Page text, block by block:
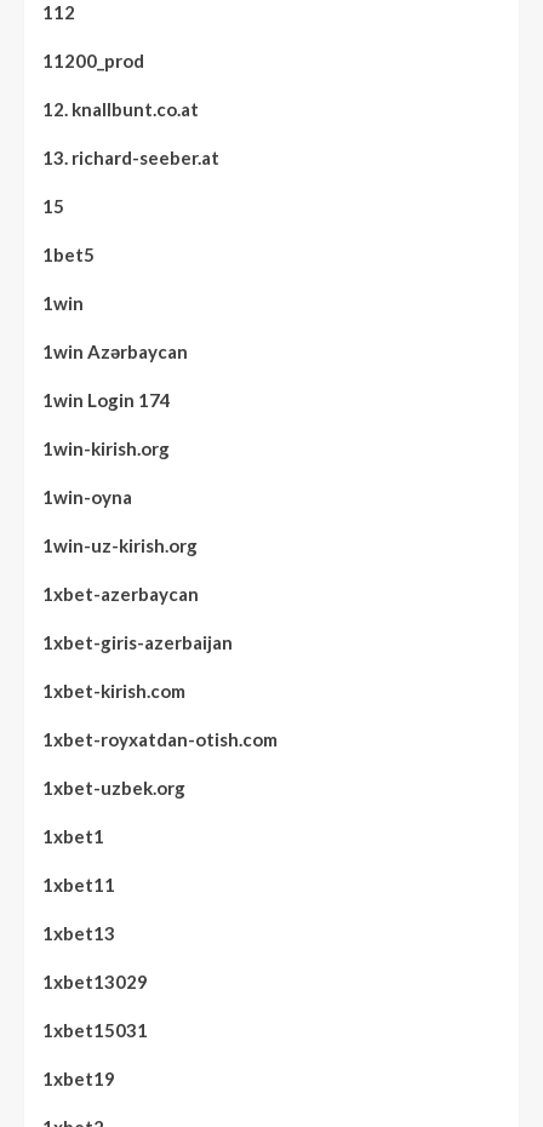
112
11200_prod
12. knallbunt.co.at
13. richard-seeber.at
15
1bet5
1win
1win Azərbaycan
1win Login 174
1win-kirish.org
1win-oyna
1win-uz-kirish.org
1xbet-azerbaycan
1xbet-giris-azerbaijan
1xbet-kirish.com
1xbet-royxatdan-otish.com
1xbet-uzbek.org
1xbet1
1xbet11
1xbet13
1xbet13029
1xbet15031
1xbet19